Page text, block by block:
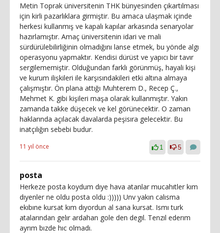
Metin Toprak üniversitenin THK bünyesinden çıkartılması
için kirli pazarlıklara girmiştir. Bu amaca ulaşmak içinde
herkesi kullanmış ve kapalı kapılar arkasında senaryolar
hazırlamıştır. Amaç üniversitenin idari ve mali
sürdürülebilirliğinin olmadığını lanse etmek, bu yönde algı
operasyonu yapmaktır. Kendisi dürüst ve yapıcı bir tavır
sergilememiştir. Olduğundan farklı görünmüş, hayali kişi
ve kurum ilişkileri ile karşısındakileri etki altına almaya
çalışmıştır. Ön plana attığı Muhterem D., Recep Ç.,
Mehmet K. gibi kişileri maşa olarak kullanmıştır. Yakın
zamanda takke düşecek ve kel görünecektir. O zaman
haklarında açılacak davalarda peşisıra gelecektir. Bu
inatçılığın sebebi budur.
11 yıl önce 1 5
posta
Herkeze posta koydum dıye hava atanlar mucahıtler kım
dıyenler ne oldu posta oldu :))))) Unv yakın calısma
ekıbıne kursat kım dıyordun al sana kursat. Ismı turk
atalarından gelır ardahan gole den degıl. Tenzıl ederım
ayrım bızde hıc olmadı.